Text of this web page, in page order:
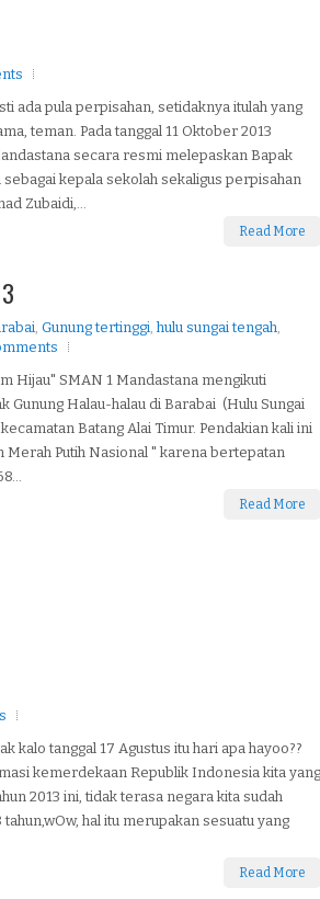
ada pula perpisahan, setidaknya itulah yang
teman. Pada tanggal 11 Oktober 2013
secara resmi melepaskan Bapak
kepala sekolah sekaligus perpisahan
Zubaidi,...
Read More
, Gunung tertinggi, hulu sungai tengah,
Hijau" SMAN 1 Mandastana mengikuti
Gunung Halau-halau di Barabai (Hulu Sungai
Batang Alai Timur. Pendakian kali ini
Merah Putih Nasional " karena bertepatan
Read More
kalo tanggal 17 Agustus itu hari apa hayoo??
kemerdekaan Republik Indonesia kita yang
2013 ini, tidak terasa negara kita sudah
hal itu merupakan sesuatu yang
Read More